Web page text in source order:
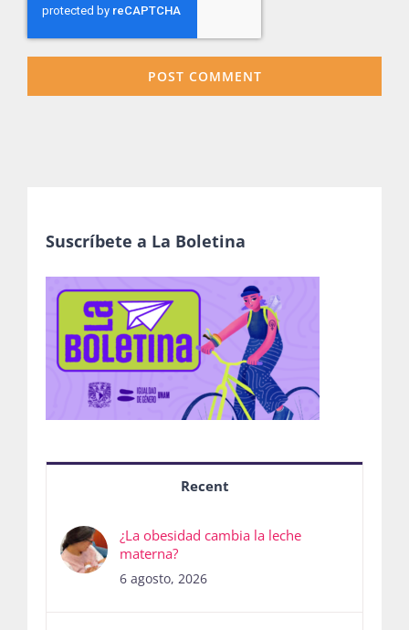
Suscríbete a La Boletina
Recent
¿La obesidad cambia la leche
materna?
6 agosto, 2026